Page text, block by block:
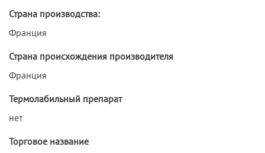
Страна производства:
Франция
Страна происхождения производителя
Франция
Термолабильный препарат
нет
Торговое название